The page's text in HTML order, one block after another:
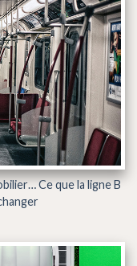
Ce que la ligne B